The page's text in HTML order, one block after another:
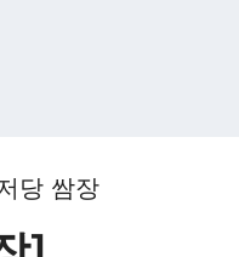
당 쌈장